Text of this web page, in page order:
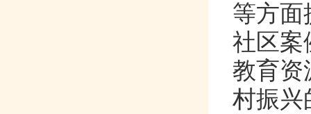
等方面
社区案
教育资
村振兴的